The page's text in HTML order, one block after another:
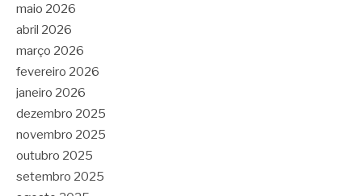
maio 2026
abril 2026
março 2026
fevereiro 2026
janeiro 2026
dezembro 2025
novembro 2025
outubro 2025
setembro 2025